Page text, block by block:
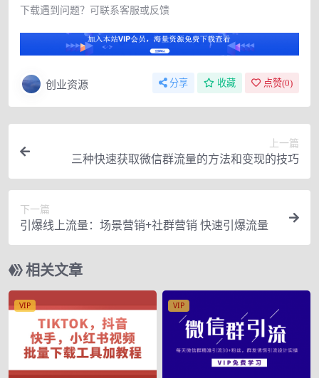
下载遇到问题？可联系客服或反馈
创业资源 分享 收藏 点赞(0)
上一篇
三种快速获取微信群流量的方法和变现的技巧
下一篇
引爆线上流量：场景营销+社群营销 快速引爆流量
相关文章
VIP VIP